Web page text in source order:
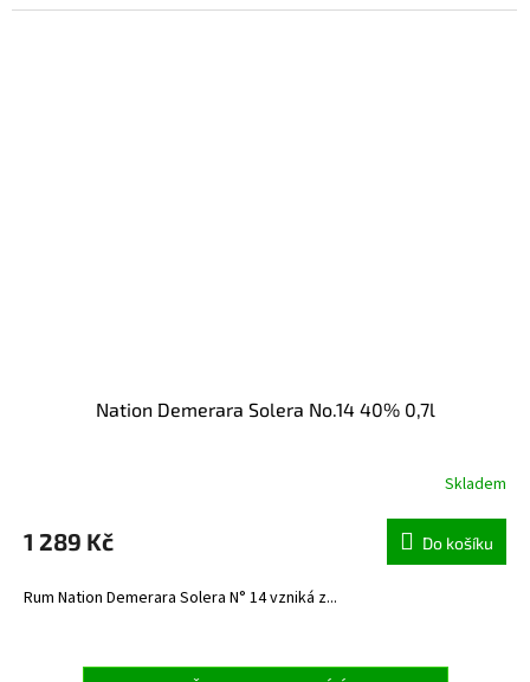
Nation Demerara Solera No.14 40% 0,7l
Skladem
1 289 Kč Do košíku
Rum Nation Demerara Solera N° 14 vzniká z...